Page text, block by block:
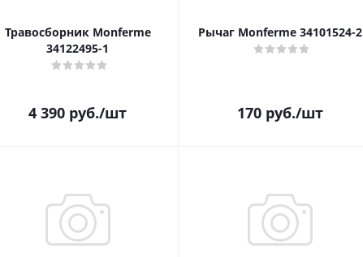
Травосборник Monferme
34122495-1
4 390 руб./шт
Рычаг Monferme 34101524-2
170руб./шт